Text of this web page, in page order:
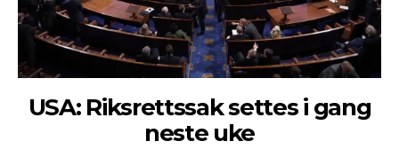
USA: Riksrettssak settes i gang
neste uke